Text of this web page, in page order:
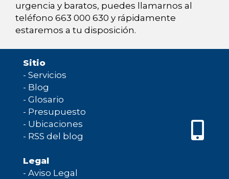
urgencia y baratos, puedes llamarnos al
teléfono 663 000 630 y rápidamente
estaremos a tu disposición.
Sitio
- Servicios
- Blog
- Glosario
- Presupuesto
- Ubicaciones
- RSS del blog
Legal
- Aviso Legal